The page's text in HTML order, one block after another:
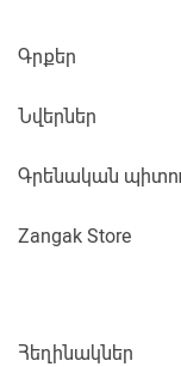
Գրքեր
Նվերներ
Գրենական
Zangak Store
Հեղինակներ